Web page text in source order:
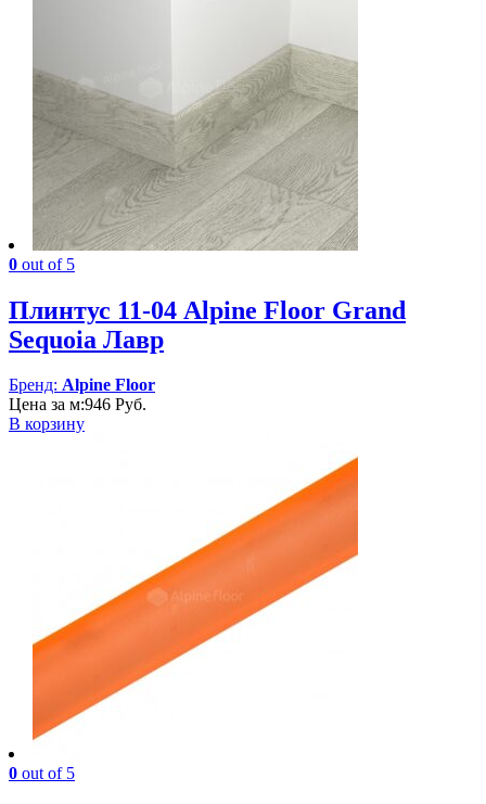
0 out of 5
Плинтус 11-04 Alpine Floor Grand
Sequoia Лавр
Бренд: Alpine Floor
Цена за м:946 Руб.
В корзину
0 out of 5